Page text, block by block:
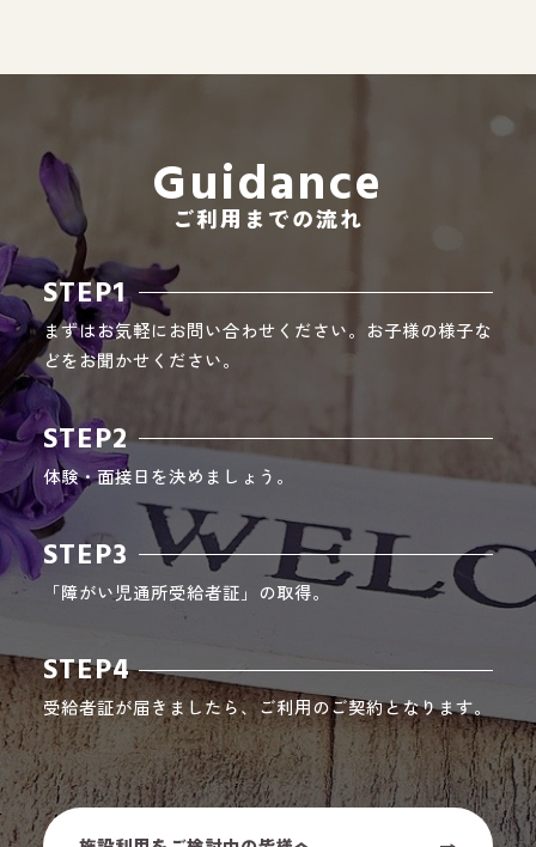
Guidance
ご利用までの流れ
STEP1
まずはお気軽にお問い合わせください。お子様の様子な
どをお聞かせください。
STEP2
体験・面接日を決めましょう。
STEP3
「障がい児通所受給者証」の取得。
STEP4
受給者証が届きましたら、ご利用のご契約となります。